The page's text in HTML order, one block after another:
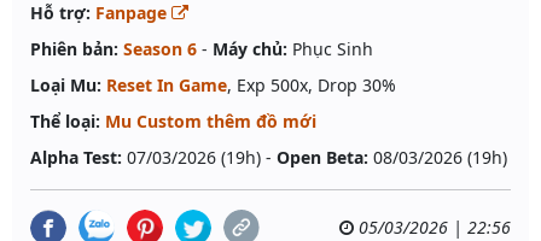
Hỗ trợ: Fanpage
Phiên bản: Season 6 - Máy chủ: Phục Sinh
Loại Mu: Reset In Game, Exp 500x, Drop 30%
Thể loại: Mu Custom thêm đồ mới
Alpha Test: 07/03/2026 (19h) - Open Beta: 08/03/2026 (19h)
05/03/2026 | 22:56